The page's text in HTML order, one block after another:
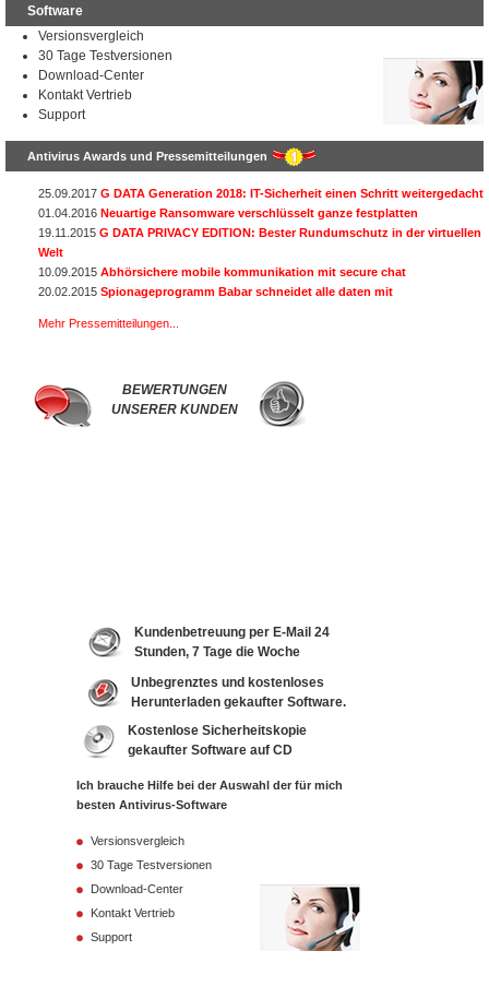
Software
Versionsvergleich
30 Tage Testversionen
Download-Center
Kontakt Vertrieb
Support
Antivirus Awards und Pressemitteilungen
25.09.2017 G DATA Generation 2018: IT-Sicherheit einen Schritt weitergedacht
01.04.2016 Neuartige Ransomware verschlüsselt ganze festplatten
19.11.2015 G DATA PRIVACY EDITION: Bester Rundumschutz in der virtuellen
Welt
10.09.2015 Abhörsichere mobile kommunikation mit secure chat
20.02.2015 Spionageprogramm Babar schneidet alle daten mit
Mehr Pressemitteilungen...
BEWERTUNGEN
UNSERER KUNDEN
Kundenbetreuung per E-Mail 24
Stunden, 7 Tage die Woche
Unbegrenztes und kostenloses
Herunterladen gekaufter Software.
Kostenlose Sicherheitskopie
gekaufter Software auf CD
Ich brauche Hilfe bei der Auswahl der für mich
besten Antivirus-Software
Versionsvergleich
30 Tage Testversionen
Download-Center
Kontakt Vertrieb
Support